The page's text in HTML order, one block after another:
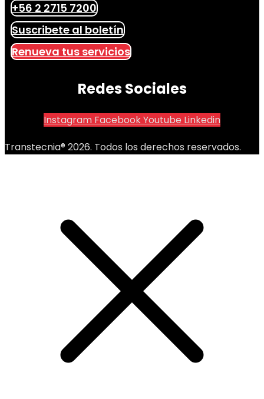
+56 2 2715 7200
Suscribete al boletín
Renueva tus servicios
Redes Sociales
Instagram FacebookYoutube Linkedin
Transtecnia® 2026. Todos los derechos reservados.